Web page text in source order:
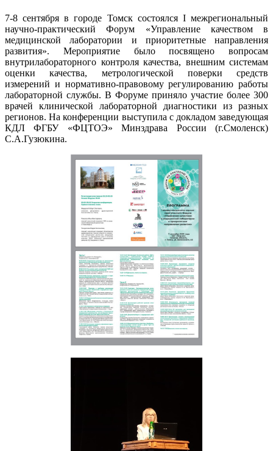
7-8 сентября в городе Томск состоялся I межрегиональный
научно-практический Форум «Управление качеством в
медицинской лаборатории и приоритетные направления
развития». Мероприятие было посвящено вопросам
внутрилабораторного контроля качества, внешним системам
оценки качества, метрологической поверки средств
измерений и нормативно-правовому регулированию работы
лабораторной службы. В Форуме приняло участие более 300
врачей клинической лабораторной диагностики из разных
регионов. На конференции выступила с докладом заведующая
КДЛ ФГБУ «ФЦТОЭ» Минздрава России (г.Смоленск)
С.А.Гузюкина.